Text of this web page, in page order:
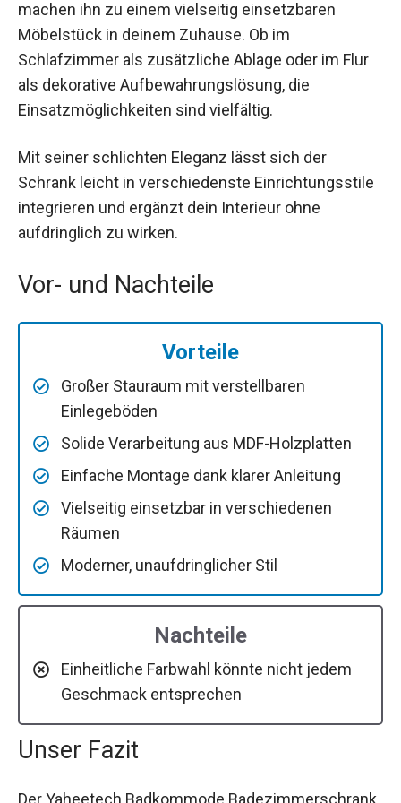
machen ihn zu einem vielseitig einsetzbaren
Möbelstück in deinem Zuhause. Ob im
Schlafzimmer als zusätzliche Ablage oder im Flur
als dekorative Aufbewahrungslösung, die
Einsatzmöglichkeiten sind vielfältig.
Mit seiner schlichten Eleganz lässt sich der
Schrank leicht in verschiedenste Einrichtungsstile
integrieren und ergänzt dein Interieur ohne
aufdringlich zu wirken.
Vor- und Nachteile
Vorteile
Großer Stauraum mit verstellbaren
Einlegeböden
Solide Verarbeitung aus MDF-Holzplatten
Einfache Montage dank klarer Anleitung
Vielseitig einsetzbar in verschiedenen
Räumen
Moderner, unaufdringlicher Stil
Nachteile
Einheitliche Farbwahl könnte nicht jedem
Geschmack entsprechen
Unser Fazit
Der Yaheetech Badkommode Badezimmerschrank